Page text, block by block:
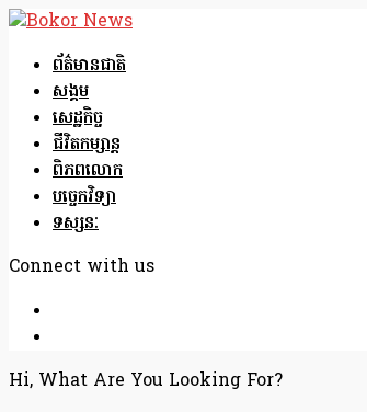
ព័ត៌មានជាតិ
សង្គម
សេដ្ឋកិច្ច
ជីវិតកម្សាន្ត
ពិភពលោក
បច្ចេកវិទ្យា
ទស្សនៈ
Connect with us
Hi, What Are You Looking For?